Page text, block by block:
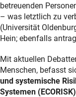
betreuenden
– was letztlich zu
(Universität
Hein; ebenfalls
Mit aktuellen
Menschen, befasst
und systemische
Systemen